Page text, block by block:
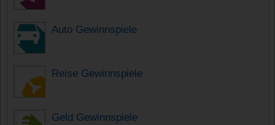
Auto Gewinnspiele
Reise Gewinnspiele
Geld Gewinnspiele